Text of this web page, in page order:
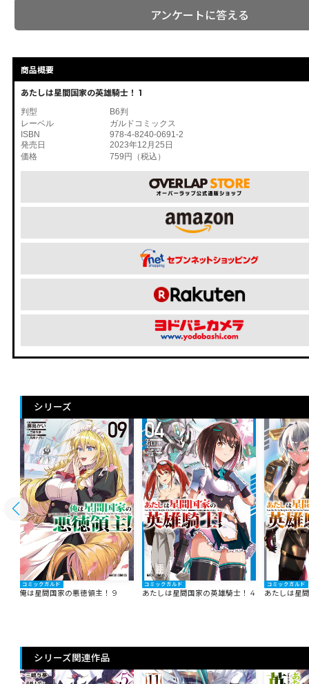
アンケートに答える
商品概要
あたしは星間国家の英雄騎士！ 1
判型
B6判
レーベル
ガルドコミックス
ISBN
978-4-8240-0691-2
発売日
2023年12月25日
価格
759円（税込）
シリーズ
コミックガルド
俺は星間国家の悪徳領主！ 9
コミックガルド
あたしは星間国家の英雄騎士！ 4
コミックガルド
あたしは星
シリーズ関連作品